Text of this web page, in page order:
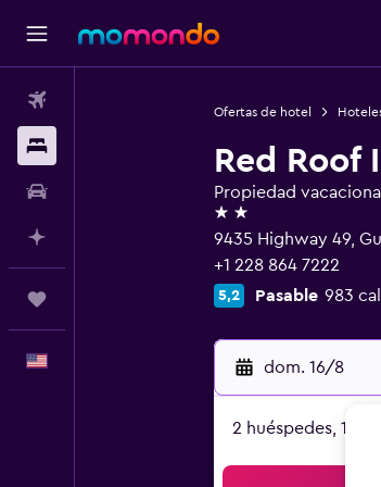
Ofertas de hotel
Red
Propiedad
2 estrellas
9435 Highway 49,
+1 228 864 7222
5,2 Pasable 983
dom. 16/8
2 huéspedes, 1